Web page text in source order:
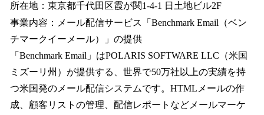
所在地：東京都千代田区霞が関1-4-1 日土地ビル2F
事業内容：メール配信サービス「Benchmark Email（ベン
チマークイーメール）」の提供
「Benchmark Email」はPOLARIS SOFTWARE LLC（米国
ミズーリ州）が提供する、世界で50万社以上の実績を持
つ米国発のメール配信システムです。HTMLメールの作
成、顧客リストの管理、配信レポートなどメールマーケ